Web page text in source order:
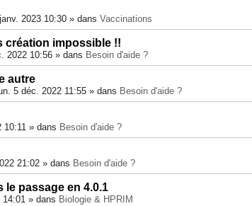
2023 10:30 » dans Vaccinations
création impossible !!
2022 10:56 » dans Besoin d'aide ?
autre
5 déc. 2022 11:55 » dans Besoin d'aide ?
10:11 » dans Besoin d'aide ?
21:02 » dans Besoin d'aide ?
passage en 4.0.1
» dans Biologie & HPRIM